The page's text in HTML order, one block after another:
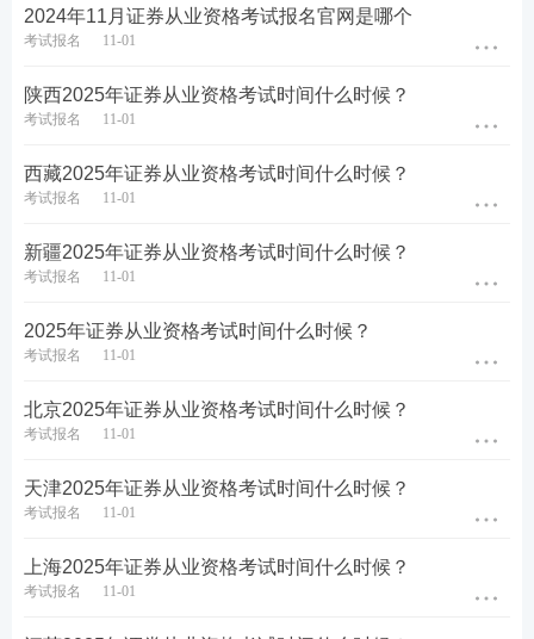
5.具有完全民事行为能
【超全资料包
海南2025年证券从业资格证报名网站
海南证券从业人员专业能力水平评价测试报名网站：
11/cyry/kspt/ksbm/
进入网上报名平台。
点击进入>>2024年证券专业能力水平测试报名入口
2024年11月证券从业资格考试报名官网是哪个
考试报名 11-01
陕西2025年证券从业资格考试时间什么时候？
考试报名 11-01
西藏2025年证券从业资格考试时间什么时候？
考试报名 11-01
新疆2025年证券从业资格考试时间什么时候？
考试报名 11-01
2025年证券从业资格考试时间什么时候？
考试报名 11-01
北京2025年证券从业资格考试时间什么时候？
考试报名 11-01
天津2025年证券从业资格考试时间什么时候？
考试报名 11-01
上海2025年证券从业资格考试时间什么时候？
考试报名 11-01